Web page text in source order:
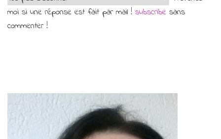
moi si une réponse est fait par mail ! subscribe sans
commenter !